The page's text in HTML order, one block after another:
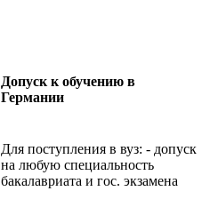
Допуск к обучению в
Германии
Для поступления в вуз: - допуск
на любую специальность
бакалавриата и гос. экзамена